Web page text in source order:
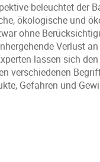
beleuchtet der
ökologische und
ohne
Verlust
lassen sich
verschiedenen
Gefahren und